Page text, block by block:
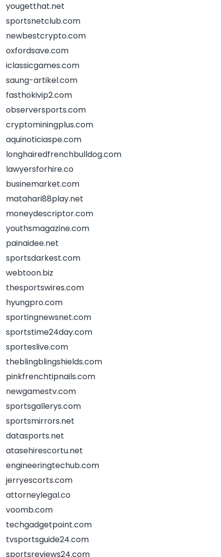
yougetthat.net
sportsnetclub.com
newbestcrypto.com
oxfordsave.com
iclassicgames.com
saung-artikel.com
fasthokivip2.com
observersports.com
cryptominingplus.com
aquinoticiaspe.com
longhairedfrenchbulldog.com
lawyersforhire.co
businemarket.com
matahari88play.net
moneydescriptor.com
youthsmagazine.com
painaidee.net
sportsdarkest.com
webtoon.biz
thesportswires.com
hyungpro.com
sportingnewsnet.com
sportstime24day.com
sporteslive.com
theblingblingshields.com
pinkfrenchtipnails.com
newgamestv.com
sportsgallerys.com
sportsmirrors.net
datasports.net
atasehirescortu.net
engineeringtechub.com
jerryescorts.com
attorneylegal.co
voomb.com
techgadgetpoint.com
tvsportsguide24.com
sportsreviews24.com